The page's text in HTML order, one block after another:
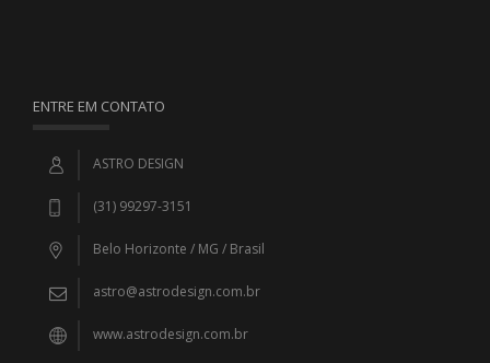
ENTRE EM CONTATO
ASTRO DESIGN
(31) 99297-3151
Belo Horizonte / MG / Brasil
astro@astrodesign.com.br
www.astrodesign.com.br